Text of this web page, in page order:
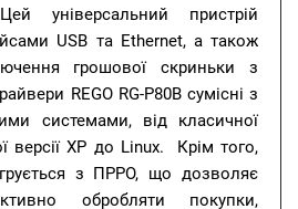
універсальний пристрій
USB та Ethernet, а також
грошової скриньки з
REGO RG-P80B сумісні з
системами, від класичної
версії XP до Linux. Крім того,
з ПРРО, що дозволяє
обробляти покупки,